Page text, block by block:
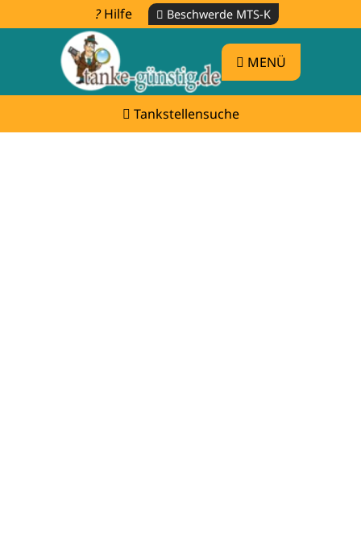
Hilfe Beschwerde MTS-K
MENÜ
Tankstellensuche